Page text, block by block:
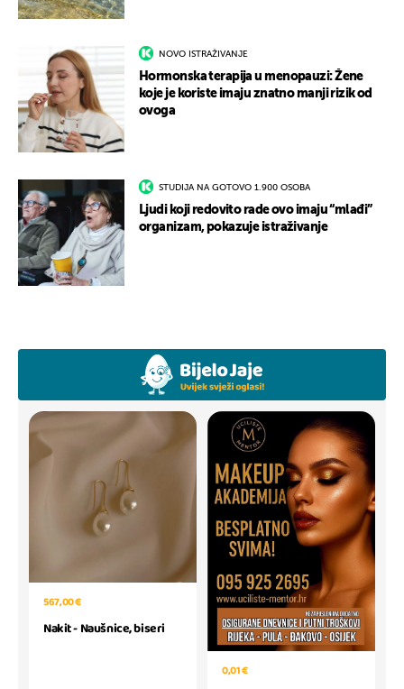
NOVO ISTRAŽIVANJE
Hormonska terapija u menopauzi: Žene
koje je koriste imaju znatno manji rizik od
ovoga
STUDIJA NA GOTOVO 1.900 OSOBA
Ljudi koji redovito rade ovo imaju “mlađi”
organizam, pokazuje istraživanje
567,00 €
Nakit - Naušnice, biseri
0,01 €